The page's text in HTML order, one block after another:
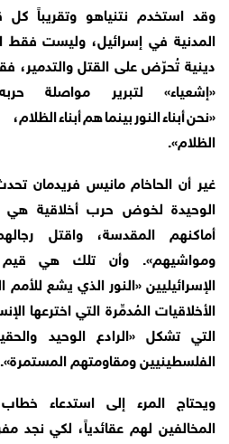
وقد استخدم نتنياهو وتقريباً كل
المدنية في إسرائيل، وليست فقط
دينية تُحرّض على القتل والتدمير،
«إشعياء» لتبرير مواصلة
«نحن أبناء النور بينما هم أبناء
الظلام».
غير أن الحاخام مانيس فريدمان
الوحيدة لخوض حرب أخلاقية هي
أماكنهم المقدسة، واقتل
ومواشيهم». وأن تلك هي قيم
الإسرائيليين «النور الذي يشع
الأخلاقيات المُدمِّرة التي اخترعها
التي تشكل «الرادع الوحيد
الفلسطينيين ومقاومتهم المستمرة».
ويحتاج المرء إلى استدعاء
المخالفين لهم عقائدياً، لكي نجد